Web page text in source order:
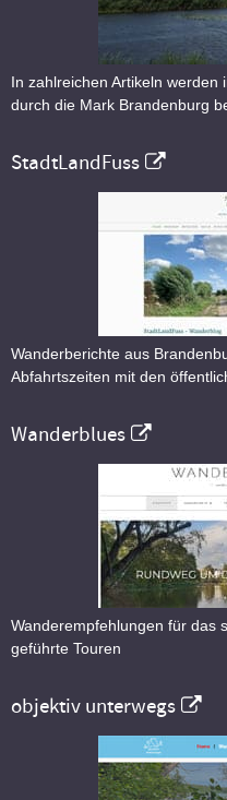
In zahlreichen Artikeln werden
durch die Mark Brandenburg
StadtLandFuss
Wanderberichte aus
Abfahrtszeiten mit den
Wanderblues
Wanderempfehlungen für das
geführte Touren
objektiv unterwegs